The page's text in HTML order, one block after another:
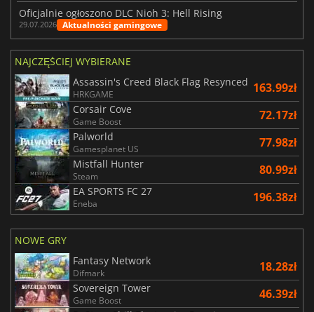
Oficjalnie ogłoszono DLC Nioh 3: Hell Rising
29.07.2026 Aktualności gamingowe
NAJCZĘŚCIEJ WYBIERANE
Assassin's Creed Black Flag Resynced
HRKGAME 163.99zł
Corsair Cove
Game Boost 72.17zł
Palworld
Gamesplanet US 77.98zł
Mistfall Hunter
Steam 80.99zł
EA SPORTS FC 27
Eneba 196.38zł
NOWE GRY
Fantasy Network
Difmark 18.28zł
Sovereign Tower
Game Boost 46.39zł